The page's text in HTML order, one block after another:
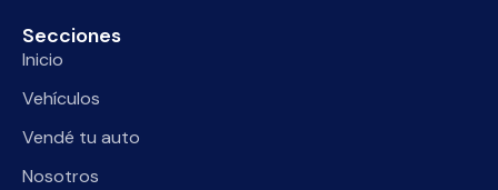
Secciones
Inicio
Vehículos
Vendé tu auto
Nosotros